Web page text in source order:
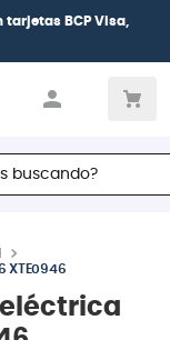
tarjetas BCP Visa,
XTE0946